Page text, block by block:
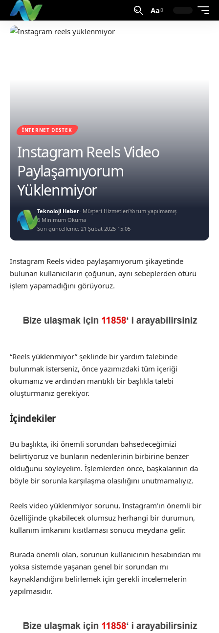
Aa
İNTERNET DESTEK
Instagram Reels Video
Paylaşamıyorum
Yüklenmiyor
Son güncelleme: 21 Şubat 2025 15:05
Teknoloji Haber- Müşteri HizmetleriYorum yapılmamış
6 Minimum Okuma
Instagram Reels video paylaşamıyorum şikayetinde
bulunan kullanıcıların çoğunun, aynı sebeplerden ötürü
işlem yapamadığını görüyoruz.
“Reels yüklenmiyor” şeklinde bir yardım talebinde
bulunmak isterseniz, önce yazımızdaki tüm içeriği
okumanız ve ardından mantıklı bir başlıkla talebi
oluşturmanız gerekiyor.
İçindekiler
Bu başlıkta, iki önemli sorundan bahsedeceğimizi
belirtiyoruz ve bunların nedenlerinin birbirine benzer
olduğunu söyleyelim. İşlemlerden önce, başkalarının da
böyle bir sorunla karşılaşma olasılığını unutmamalıyız.
Reels video yüklenmiyor sorunu, Instagram’ın önemli bir
özelliğinde çıkabilecek olumsuz herhangi bir durumun,
kullanım imkanını kısıtlaması sonucu meydana gelir.
Burada önemli olan, sorunun kullanıcının hesabından mı
yoksa sistemde yaşanan genel bir sorundan mı
kaynaklandığını belirlemek için gerekli incelemelerin
yapılmasıdır.